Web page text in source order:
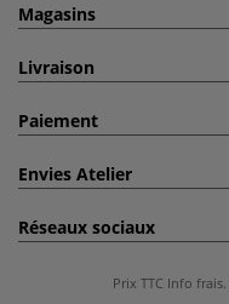
Magasins
Livraison
Paiement
Envies Atelier
Réseaux sociaux
Prix TTC Info frais.